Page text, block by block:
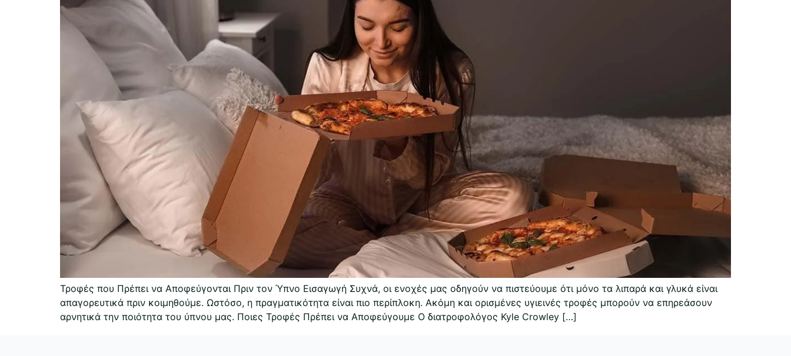
Τροφές που Πρέπει να Αποφεύγονται Πριν τον Ύπνο Εισαγωγή Συχνά, οι ενοχές μας οδηγούν να πιστεύουμε ότι μόνο τα λιπαρά και γλυκά είναι
απαγορευτικά πριν κοιμηθούμε. Ωστόσο, η πραγματικότητα είναι πιο περίπλοκη. Ακόμη και ορισμένες υγιεινές τροφές μπορούν να επηρεάσουν
αρνητικά την ποιότητα του ύπνου μας. Ποιες Τροφές Πρέπει να Αποφεύγουμε Ο διατροφολόγος Kyle Crowley […]